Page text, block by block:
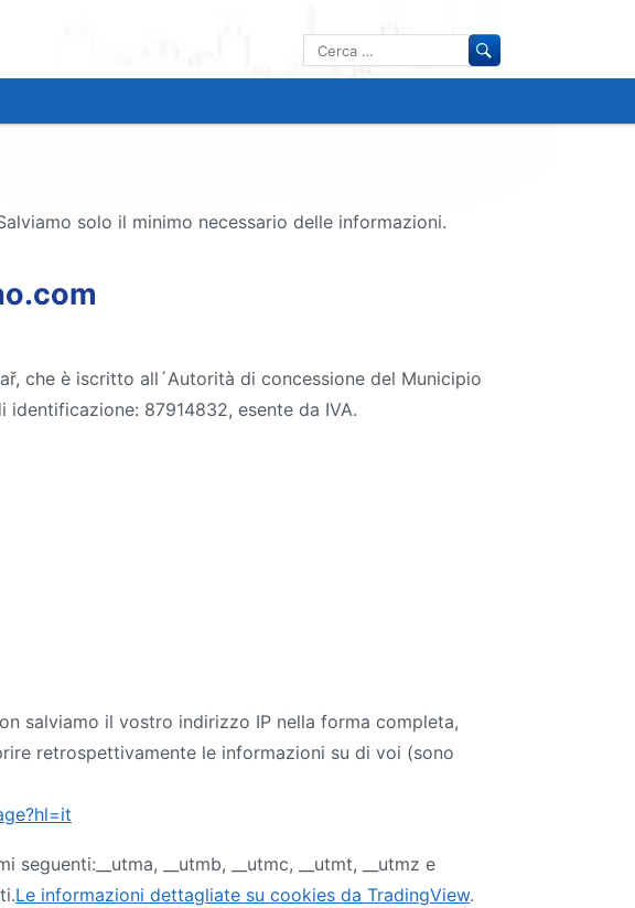
Ricerca
per:
solo il minimo necessario delle informazioni.
che è iscritto all´Autorità di concessione del Municipio
identificazione: 87914832, esente da IVA.
salviamo il vostro indirizzo IP nella forma completa,
retrospettivamente le informazioni su di voi (sono
__utmb, __utmc, __utmt, __utmz e
Le informazioni dettagliate su cookies da TradingView.